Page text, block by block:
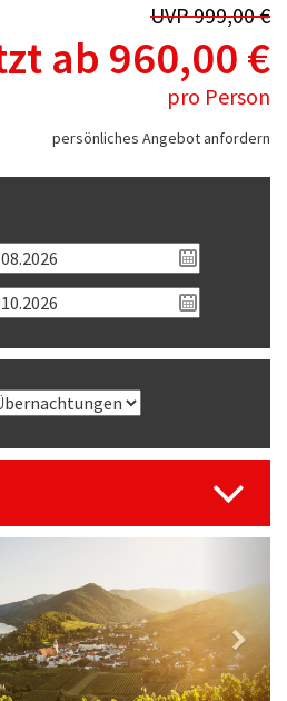
UVP 999,00 €
ab 960,00 €
pro Person
persönliches Angebot anfordern